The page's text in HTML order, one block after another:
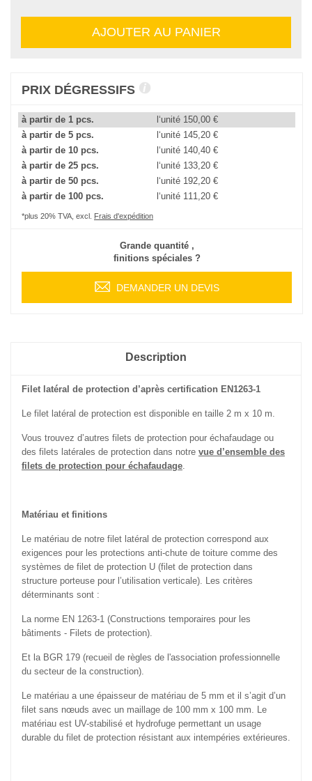
AJOUTER AU PANIER
PRIX DÉGRESSIFS
à partir de 1 pcs. l‘unité 150,00 €
à partir de 5 pcs.
l‘unité 145,20 €
à partir de 10 pcs.
l‘unité 140,40 €
à partir de 25 pcs.
l‘unité 133,20 €
à partir de 50 pcs.
l‘unité 192,20 €
à partir de 100 pcs.
l‘unité 111,20 €
*plus 20% TVA, excl. Frais d'expédition
Grande quantité ,
finitions spéciales ?
DEMANDER UN DEVIS
Description
Filet latéral de protection d’après certification EN1263-1
Le filet latéral de protection est disponible en taille 2 m x 10 m.
Vous trouvez d’autres filets de protection pour échafaudage ou
des filets latérales de protection dans notre vue d’ensemble des
filets de protection pour échafaudage.
Matériau et finitions
Le matériau de notre filet latéral de protection correspond aux
exigences pour les protections anti-chute de toiture comme des
systèmes de filet de protection U (filet de protection dans
structure porteuse pour l’utilisation verticale). Les critères
déterminants sont :
La norme EN 1263-1 (Constructions temporaires pour les
bâtiments - Filets de protection).
Et la BGR 179 (recueil de règles de l'association professionnelle
du secteur de la construction).
Le matériau a une épaisseur de matériau de 5 mm et il s’agit d’un
filet sans nœuds avec un maillage de 100 mm x 100 mm. Le
matériau est UV-stabilisé et hydrofuge permettant un usage
durable du filet de protection résistant aux intempéries extérieures.